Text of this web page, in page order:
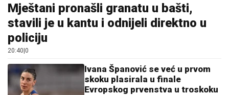
Mještani pronašli granatu u bašti,
stavili je u kantu i odnijeli direktno u
policiju
20:40|0
Ivana Španović se već u prvom
skoku plasirala u finale
Evropskog prvenstva u troskoku